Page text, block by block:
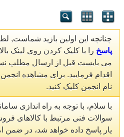
چنانچه این اولین بازید شماست,
پاسخ را با کلیک کردن روی لینک
می بایست قبل از ارسال مطلب
اقدام فرمایید. برای مشاهده
نام انجمن کلیک کنید.
با سلام، با توجه به راه اندازی
سوالات فنی مرتبط با کالاهای
یار پاسخ داده خواهد شد، در ضمن